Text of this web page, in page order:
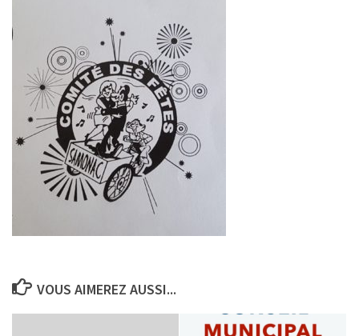
VOUS AIMEREZ AUSSI...